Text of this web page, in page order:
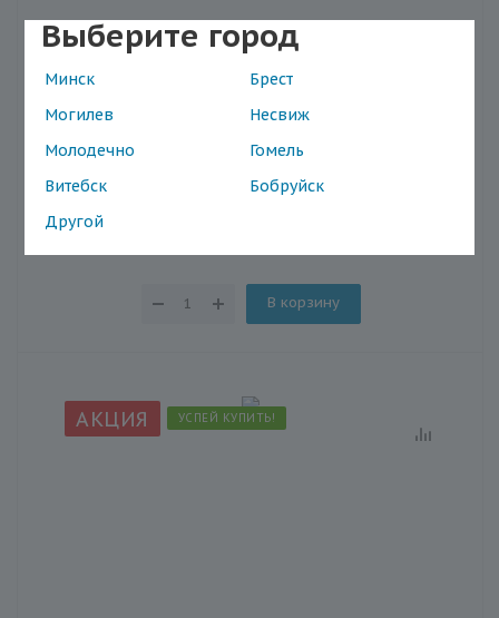
Выберите город
Минск
Брест
Могилев
Несвиж
Молодечно
Гомель
Витебск
Бобруйск
Другой
крови Finetest Файнтест Auto-coding Premium №
50
В корзину
АКЦИЯ УСПЕЙ КУПИТЬ!